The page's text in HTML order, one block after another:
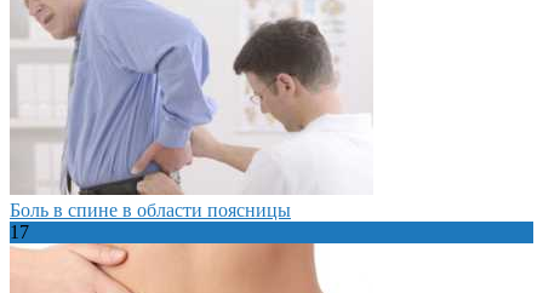
Боль в спине в области поясницы
17